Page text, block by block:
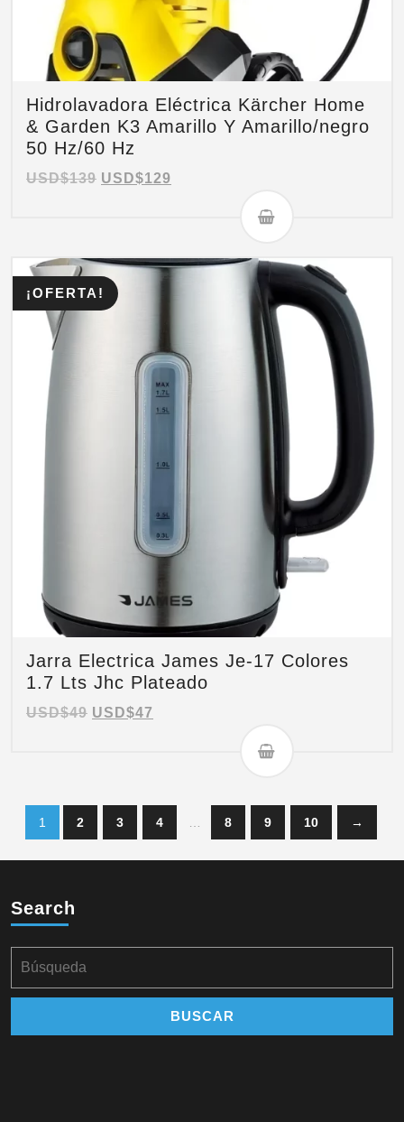
Hidrolavadora Eléctrica Kärcher Home
& Garden K3 Amarillo Y Amarillo/negro
50 Hz/60 Hz
USD$139 USD$129
¡OFERTA!
Jarra Electrica James Je-17 Colores
1.7 Lts Jhc Plateado
USD$49 USD$47
1 2 3 4 … 8 9 10 →
Search